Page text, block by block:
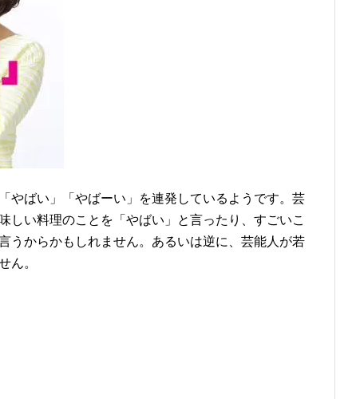
やばい」「やばーい」を連発しているようです。芸
しい料理のことを「やばい」と言ったり、すごいこ
うからかもしれません。あるいは逆に、芸能人が若
ん。